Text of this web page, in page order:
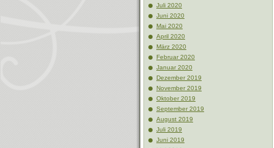
Juli 2020
Juni 2020
Mai 2020
April 2020
März 2020
Februar 2020
Januar 2020
Dezember 2019
November 2019
Oktober 2019
September 2019
August 2019
Juli 2019
Juni 2019